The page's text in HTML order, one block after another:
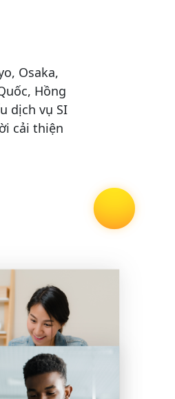
Osaka,
Hồng
dịch vụ SI
cải thiện